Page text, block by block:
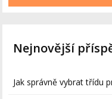
Nejnovější
Jak správně vybrat třídu